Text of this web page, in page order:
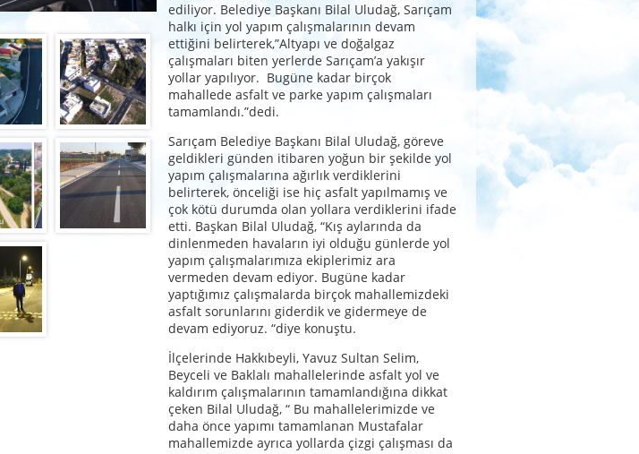
ediliyor. Belediye Başkanı Bilal Uludağ, Sarıçam
halkı için yol yapım çalışmalarının devam
ettiğini belirterek,”Altyapı ve doğalgaz
çalışmaları biten yerlerde Sarıçam’a yakışır
yollar yapılıyor. Bugüne kadar birçok
mahallede asfalt ve parke yapım çalışmaları
tamamlandı.”dedi.
Sarıçam Belediye Başkanı Bilal Uludağ, göreve
geldikleri günden itibaren yoğun bir şekilde yol
yapım çalışmalarına ağırlık verdiklerini
belirterek, önceliği ise hiç asfalt yapılmamış ve
çok kötü durumda olan yollara verdiklerini ifade
etti. Başkan Bilal Uludağ, “Kış aylarında da
dinlenmeden havaların iyi olduğu günlerde yol
yapım çalışmalarımıza ekiplerimiz ara
vermeden devam ediyor. Bugüne kadar
yaptığımız çalışmalarda birçok mahallemizdeki
asfalt sorunlarını giderdik ve gidermeye de
devam ediyoruz. “diye konuştu.
İlçelerinde Hakkıbeyli, Yavuz Sultan Selim,
Beyceli ve Baklalı mahallelerinde asfalt yol ve
kaldırım çalışmalarının tamamlandığına dikkat
çeken Bilal Uludağ, “ Bu mahallelerimizde ve
daha önce yapımı tamamlanan Mustafalar
mahallemizde ayrıca yollarda çizgi çalışması da